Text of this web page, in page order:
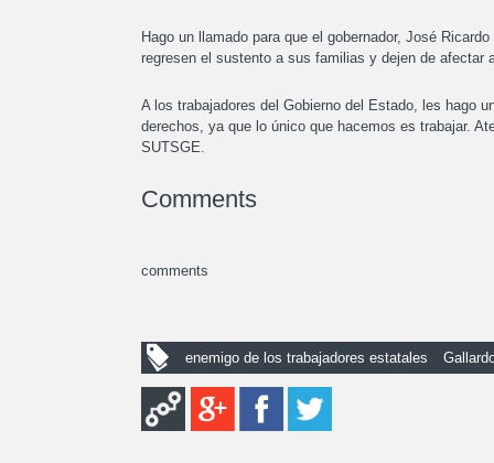
Hago un llamado para que el gobernador, José
regresen el sustento a sus familias y dejen de afectar
A los trabajadores del Gobierno del Estado, les hago
derechos, ya que lo único que hacemos es trabajar.
SUTSGE.
Comments
comments
enemigo de los trabajadores estatales